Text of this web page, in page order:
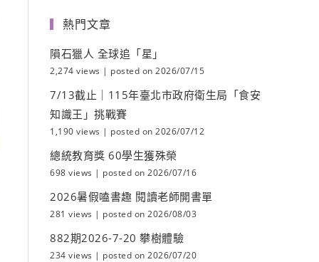
熱門文章
隕石獵人 全球追「星」
2,274 views | posted on 2026/07/15
7/13截止｜115年臺北市政府衛生局「食安
知識王」挑戰賽
1,190 views | posted on 2026/07/12
總統教育獎 60學生獲殊榮
698 views | posted on 2026/07/16
2026暑假嗑書趣 閱讀老師開書單
281 views | posted on 2026/08/03
882期2026-7-20 攀樹體驗
234 views | posted on 2026/07/20